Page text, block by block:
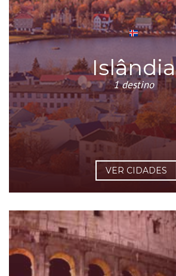
Islândia
1 destino
VER CIDADES